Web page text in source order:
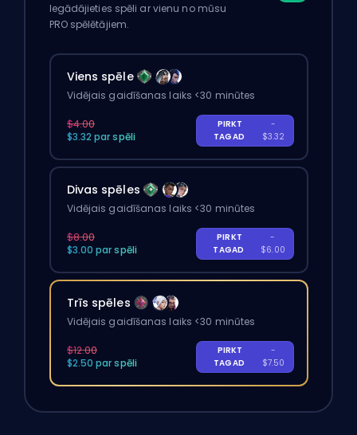
Iegādājieties spēli ar vienu no mūsu
PRO spēlētājiem.
Viens spēle
Vidējais gaidīšanas laiks <30 minūtes
$4.00
$3.32 par spēli
PIRKT
TAGAD
-
$3.32
Divas spēles
Vidējais gaidīšanas laiks <30 minūtes
$8.00
$3.00 par spēli
PIRKT
TAGAD
-
$6.00
Trīs spēles
Vidējais gaidīšanas laiks <30 minūtes
$12.00
$2.50 par spēli
PIRKT
TAGAD
-
$7.50